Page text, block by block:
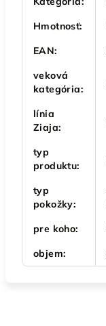
Hmotnosť:
EAN:
veková
kategória:
línia
Ziaja:
typ
produktu:
typ
pokožky:
pre koho:
objem: